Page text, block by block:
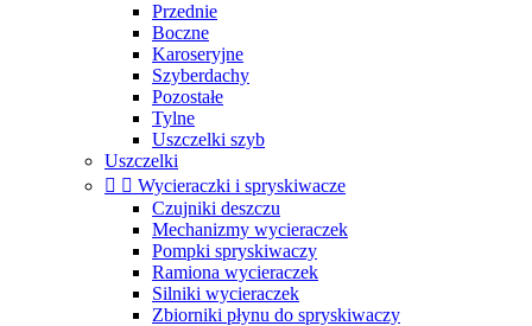
Przednie
Boczne
Karoseryjne
Szyberdachy
Pozostałe
Tylne
Uszczelki szyb
Uszczelki
  Wycieraczki i spryskiwacze
Czujniki deszczu
Mechanizmy wycieraczek
Pompki spryskiwaczy
Ramiona wycieraczek
Silniki wycieraczek
Zbiorniki płynu do spryskiwaczy